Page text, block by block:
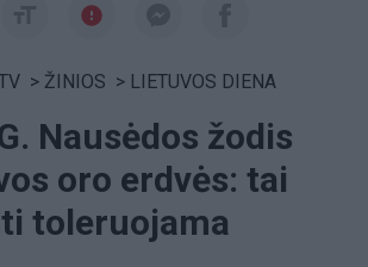
> ŽINIOS > LIETUVOS DIENA
Nausėdos žodis
oro erdvės: tai
toleruojama